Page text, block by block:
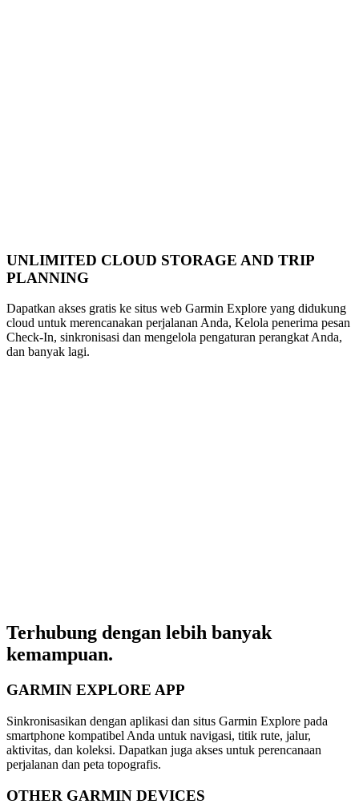
UNLIMITED CLOUD STORAGE AND TRIP
PLANNING
Dapatkan akses gratis ke situs web Garmin Explore yang didukung
cloud untuk merencanakan perjalanan Anda, Kelola penerima pesan
Check-In, sinkronisasi dan mengelola pengaturan perangkat Anda,
dan banyak lagi.
Terhubung dengan lebih banyak
kemampuan.
GARMIN EXPLORE APP
Sinkronisasikan dengan aplikasi dan situs Garmin Explore pada
smartphone kompatibel Anda untuk navigasi, titik rute, jalur,
aktivitas, dan koleksi. Dapatkan juga akses untuk perencanaan
perjalanan dan peta topografis.
OTHER GARMIN DEVICES